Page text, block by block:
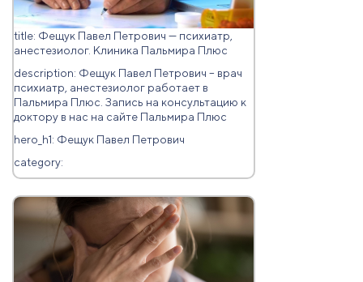
title: Фещук Павел Петрович — психиатр,
анестезиoлoг. Клиника Пальмира Плюс
description: Фещук Павел Петрович – врач
психиатр, анестезиoлoг работает в
Пальмира Плюс. Запись на консультацию к
доктору в нас на сайте Пальмира Плюс
hero_h1: Фещук Павел Петрович
category: